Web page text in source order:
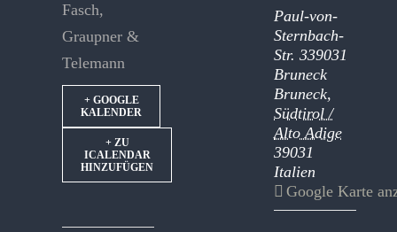
Fasch,
Graupner &
Telemann
+ GOOGLE
KALENDER
+ ZU
ICALENDAR
HINZUFÜGEN
Paul-von-
Sternbach-
Str. 339031
Bruneck
Bruneck,
Südtirol /
Alto Adige
39031
Italien
Google Karte